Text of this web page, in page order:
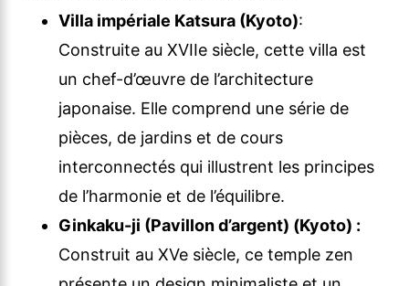
Villa impériale Katsura (Kyoto):
Construite au XVIIe siècle, cette villa est
un chef-d’œuvre de l’architecture
japonaise. Elle comprend une série de
pièces, de jardins et de cours
interconnectés qui illustrent les principes
de l’harmonie et de l’équilibre.
Ginkaku-ji (Pavillon d’argent) (Kyoto) :
Construit au XVe siècle, ce temple zen